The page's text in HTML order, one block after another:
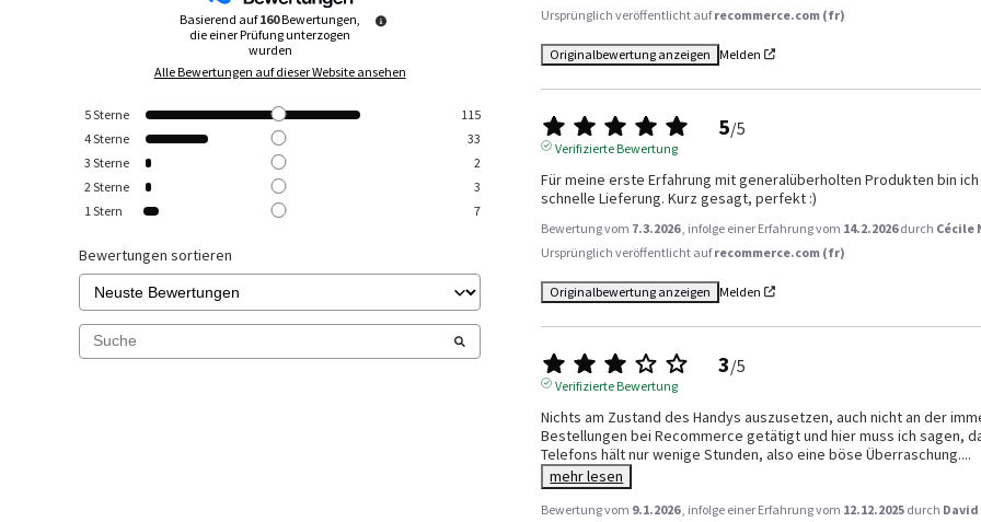
Basierend auf160Bewertungen,
die einer Prüfung unterzogen
wurden
Alle Bewertungen auf dieser Website ansehen
5Sterne
115
4Sterne
33
3 Sterne
2
2 Sterne
3
1 Stern 7
Bewertungen sortieren
Ursprünglich veröffentlicht aufrecommerce.com (fr)
Originalbewertung anzeigen Melden
5/5
Verifizierte Bewertung
Für meine erste Erfahrung mit generalüberholten Produkten bin
schnelle Lieferung. Kurz gesagt, perfekt :)
Bewertung vom 7.3.2026 , infolge einer Erfahrung vom 14.2.2026durch Cécile
Ursprünglich veröffentlicht aufrecommerce.com (fr)
Originalbewertung anzeigen Melden
3/5
Verifizierte Bewertung
Nichts am Zustand des Handys auszusetzen, auch nicht an der
Bestellungen bei Recommerce getätigt und hier muss ich sagen,
Telefons hält nur wenige Stunden, also eine böse Überraschung....
mehr lesen
Bewertung vom 9.1.2026 , infolge einer Erfahrung vom 12.12.2025 durch David